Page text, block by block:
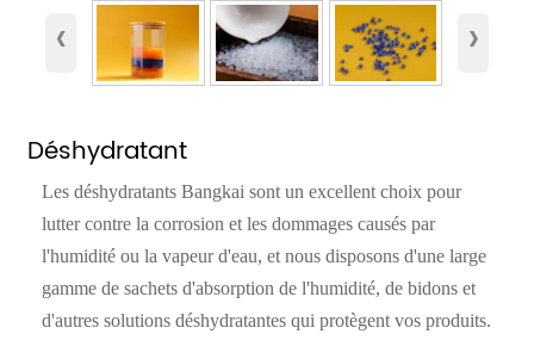
‹ ›
Déshydratant
Les déshydratants Bangkai sont un excellent choix pour
lutter contre la corrosion et les dommages causés par
l'humidité ou la vapeur d'eau, et nous disposons d'une large
gamme de sachets d'absorption de l'humidité, de bidons et
d'autres solutions déshydratantes qui protègent vos produits.